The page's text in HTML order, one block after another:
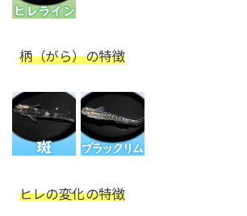
柄（がら）の特徴
ヒレの変化の特徴